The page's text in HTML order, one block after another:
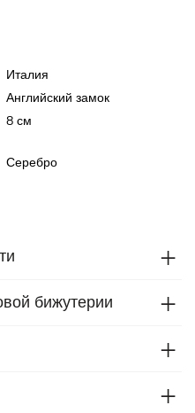
Италия
Английский замок
8 см
Серебро
бижутерии